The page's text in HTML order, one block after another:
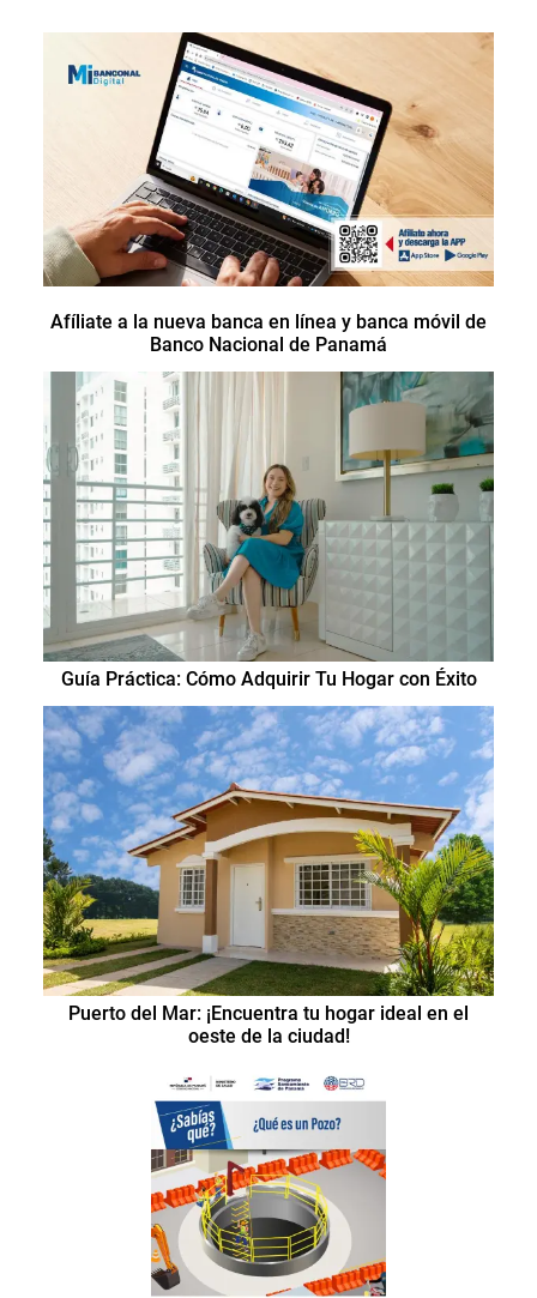
Afíliate a la nueva banca en línea y banca móvil de
Banco Nacional de Panamá
Guía Práctica: Cómo Adquirir Tu Hogar con Éxito
Puerto del Mar: ¡Encuentra tu hogar ideal en el
oeste de la ciudad!